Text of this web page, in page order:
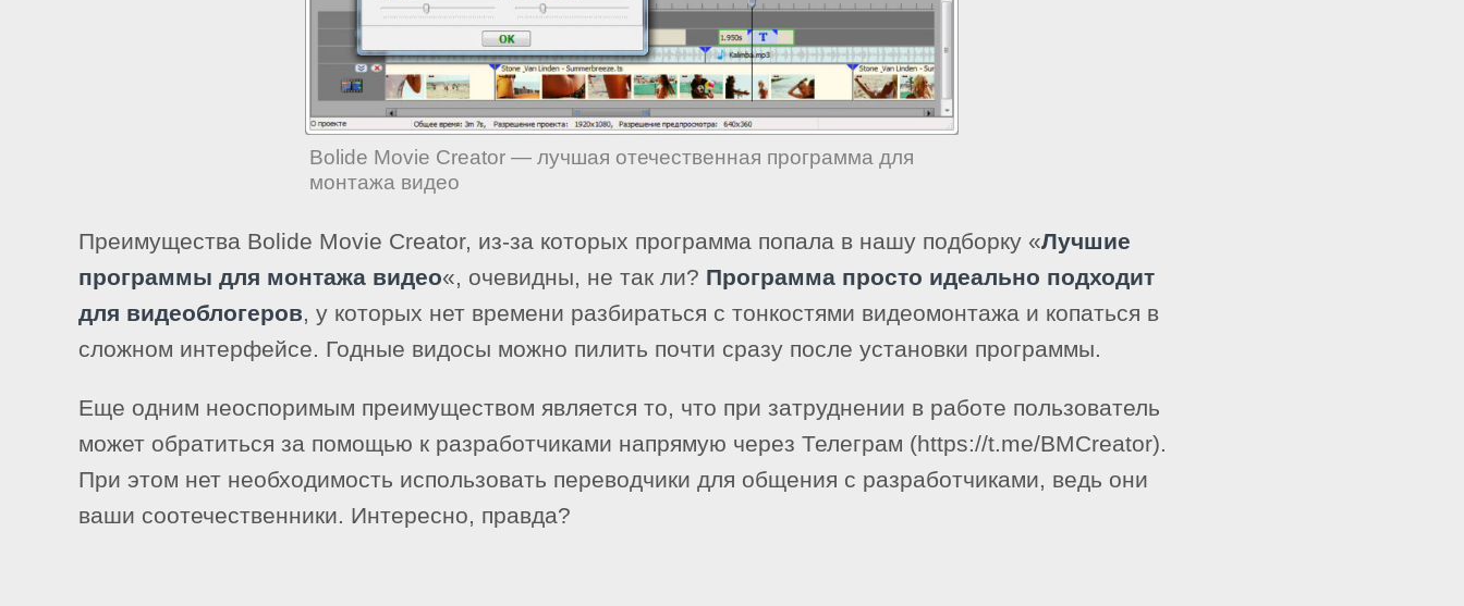
Bolide Movie Creator — лучшая отечественная программа для
монтажа видео
Преимущества Bolide Movie Creator, из-за которых программа попала в нашу подборку «Лучшие
программы для монтажа видео«, очевидны, не так ли? Программа просто идеально подходит
для видеоблогеров, у которых нет времени разбираться с тонкостями видеомонтажа и копаться в
сложном интерфейсе. Годные видосы можно пилить почти сразу после установки программы.
Еще одним неоспоримым преимуществом является то, что при затруднении в работе пользователь
может обратиться за помощью к разработчиками напрямую через Телеграм (https://t.me/BMCreator).
При этом нет необходимость использовать переводчики для общения с разработчиками, ведь они
ваши соотечественники. Интересно, правда?